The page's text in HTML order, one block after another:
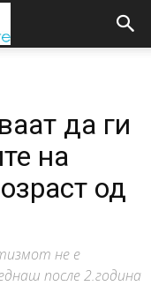
да ги
на
од
не е
после 2.година